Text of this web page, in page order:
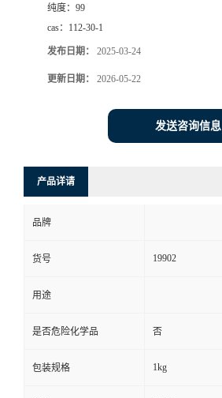
纯度： 99
cas： 112-30-1
发布日期： 2025-03-24
更新日期： 2026-05-22
发送咨询信息
产品详请
品牌
货号 19902
用途
是否危险化学品 否
包装规格 1kg